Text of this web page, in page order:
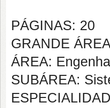
PÁGINAS: 20
GRANDE
ÁREA:
SUBÁREA: